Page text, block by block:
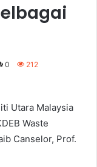
0 212
Utara Malaysia
Waste
Canselor, Prof.